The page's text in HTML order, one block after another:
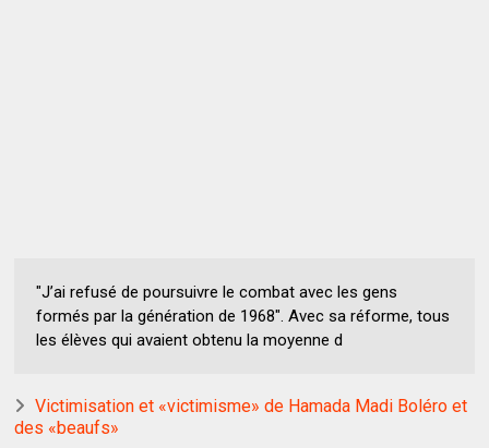
"J’ai refusé de poursuivre le combat avec les gens
formés par la génération de 1968". Avec sa réforme, tous
les élèves qui avaient obtenu la moyenne d
Victimisation et «victimisme» de Hamada Madi Boléro et
des «beaufs»